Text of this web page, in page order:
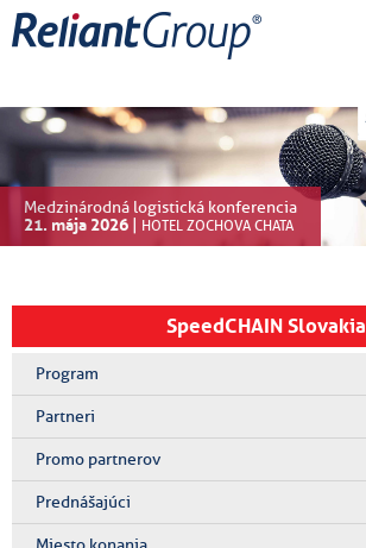
Medzinárodná logistická konferencia
21. mája 2026 | HOTEL ZOCHOVA CHATA
SpeedCHAIN Slovakia
Program
Partneri
Promo partnerov
Prednášajúci